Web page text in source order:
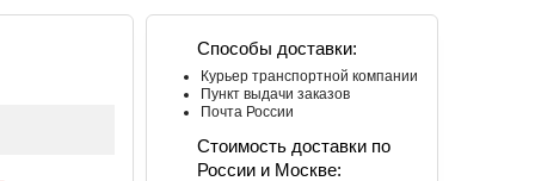
Способы доставки:
Курьер транспортной компании
Пункт выдачи заказов
Почта России
Стоимость доставки по
России и Москве: